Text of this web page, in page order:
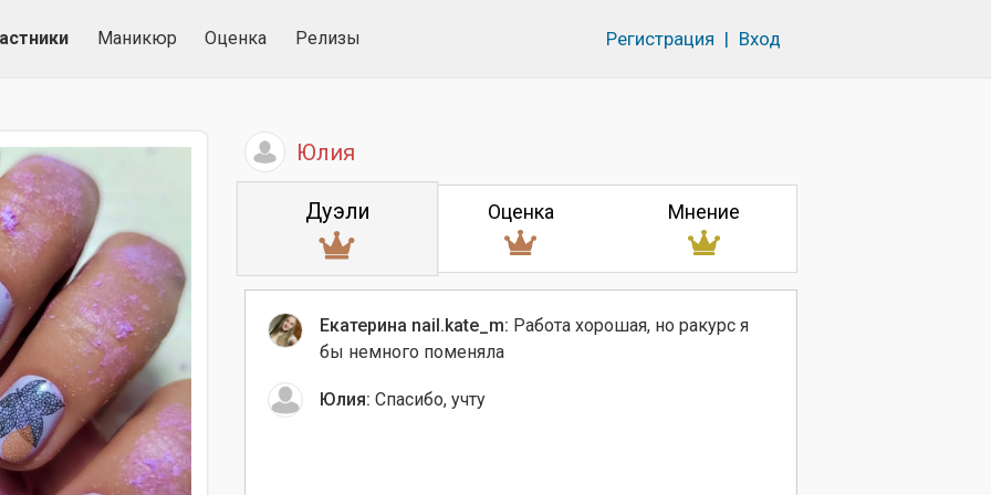
Маникюр Оценка Релизы Регистрация | Вход
Юлия
Дуэли Оценка Мнение
Екатерина nail.kate_m: Работа хорошая, но ракурс я
бы немного поменяла
Юлия: Спасибо, учту